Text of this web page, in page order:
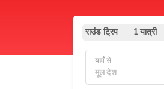
राउंड ट्रिप 1 यात्री
यहाँ से